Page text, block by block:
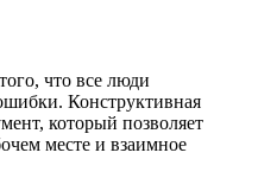
что все люди
Конструктивная
который позволяет
месте и взаимное